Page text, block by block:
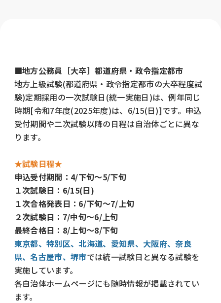
■地方公務員［大卒］都道府県・政令指定都市
地方上級試験(都道府県・政令指定都市の大卒程度試
験)定期採用の一次試験日(統一実施日)は、例年同じ
時期[令和7年度(2025年度)は、6/15(日)]です。申込
受付期間や二次試験以降の日程は自治体ごとに異な
ります。
★試験日程★
申込受付期間：4/下旬～5/下旬
１次試験日：6/15(日)
１次合格発表日：6/下旬～7/上旬
２次試験日：7/中旬～6/上旬
最終合格日：8/上旬～8/下旬
東京都、特別区、北海道、 愛知県、 大阪府、奈良
県、名古屋市、 堺市では統一試験日と異なる試験を
実施しています。
各自治体ホームページにも随時情報が掲載されてい
ます。